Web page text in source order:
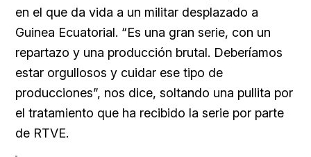
en el que da vida a un militar desplazado a
Guinea Ecuatorial. “Es una gran serie, con un
repartazo y una producción brutal. Deberíamos
estar orgullosos y cuidar ese tipo de
producciones”, nos dice, soltando una pullita por
el tratamiento que ha recibido la serie por parte
de RTVE.